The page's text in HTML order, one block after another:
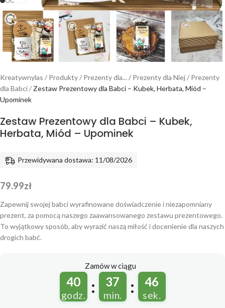
Kreatywnylas / Produkty/ Prezenty dla... / Prezenty dla Niej/ Prezenty
dla Babci/ Zestaw Prezentowy dla Babci – Kubek, Herbata, Miód –
Upominek
Zestaw Prezentowy dla Babci – Kubek,
Herbata, Miód – Upominek
Przewidywana dostawa: 11/08/2026
79.99zł
Zapewnij swojej babci wyrafinowane doświadczenie i niezapomniany
prezent, za pomocą naszego zaawansowanego zestawu prezentowego.
To wyjątkowy sposób, aby wyrazić naszą miłość i docenienie dla naszych
drogich babć.
Zamów w ciągu
40
godz. : 37
min. : 45
sek.